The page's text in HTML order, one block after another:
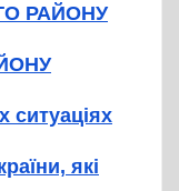
РАЙОНУ
ситуаціях
які